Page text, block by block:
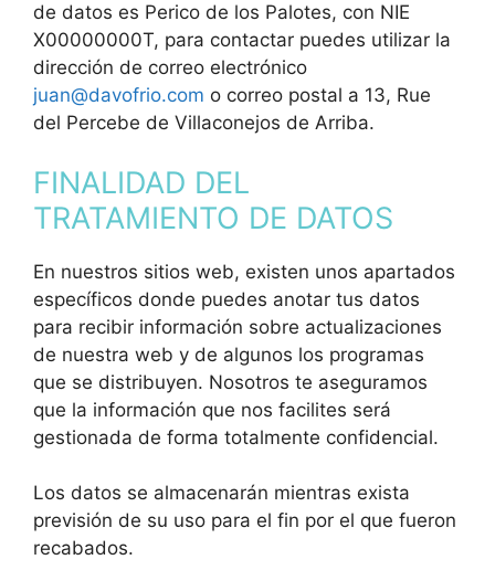
de datos es Perico de los Palotes, con NIE
X00000000T, para contactar puedes utilizar la
dirección de correo electrónico
juan@davofrio.com o correo postal a 13, Rue
del Percebe de Villaconejos de Arriba.
FINALIDAD DEL
TRATAMIENTO DE DATOS
En nuestros sitios web, existen unos apartados
específicos donde puedes anotar tus datos
para recibir información sobre actualizaciones
de nuestra web y de algunos los programas
que se distribuyen. Nosotros te aseguramos
que la información que nos facilites será
gestionada de forma totalmente confidencial.
Los datos se almacenarán mientras exista
previsión de su uso para el fin por el que fueron
recabados.